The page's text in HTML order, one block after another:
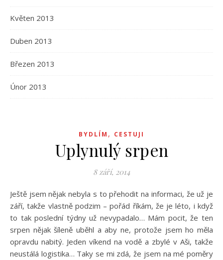
Květen 2013
Duben 2013
Březen 2013
Únor 2013
BYDLÍM , CESTUJI
Uplynulý srpen
8 září, 2014
Ještě jsem nějak nebyla s to přehodit na informaci, že už je
září, takže vlastně podzim – pořád říkám, že je léto, i když
to tak poslední týdny už nevypadalo… Mám pocit, že ten
srpen nějak šíleně uběhl a aby ne, protože jsem ho měla
opravdu nabitý. Jeden víkend na vodě a zbylé v Aši, takže
neustálá logistika… Taky se mi zdá, že jsem na mé poměry